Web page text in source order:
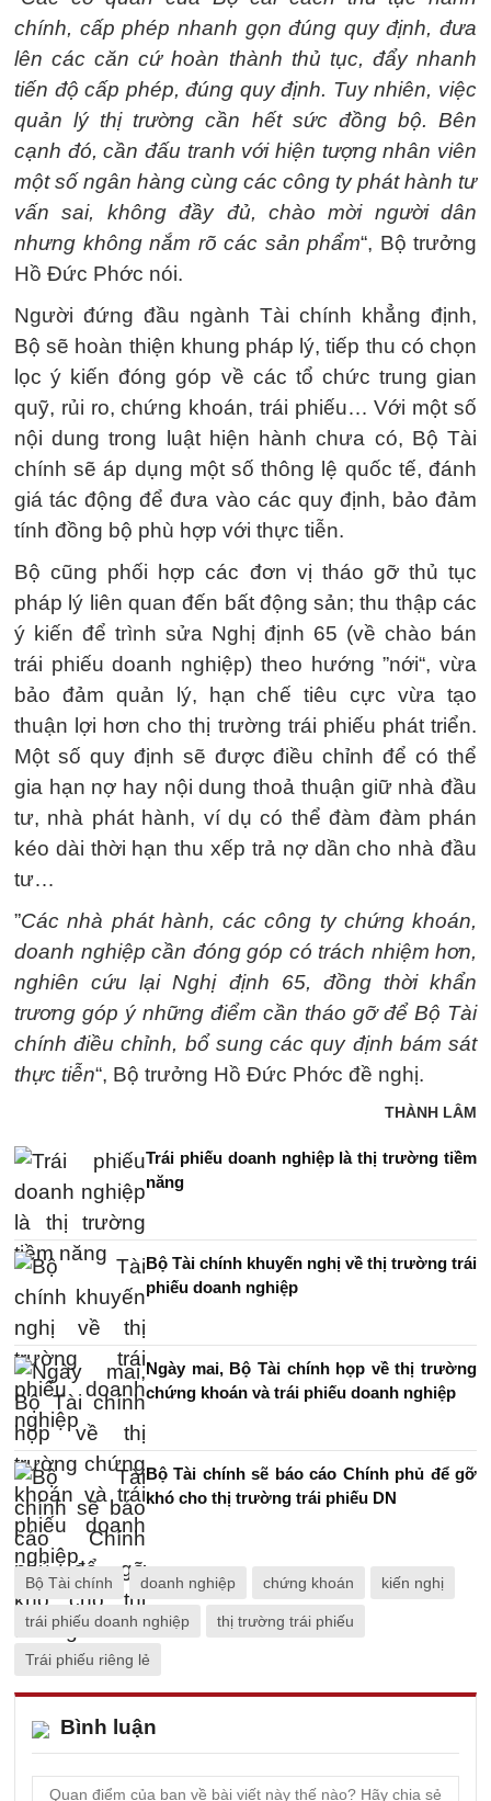
chính, cấp phép nhanh gọn đúng quy định, đưa
lên các căn cứ hoàn thành thủ tục, đẩy nhanh
tiến độ cấp phép, đúng quy định. Tuy nhiên, việc
quản lý thị trường cần hết sức đồng bộ. Bên
cạnh đó, cần đấu tranh với hiện tượng nhân viên
một số ngân hàng cùng các công ty phát hành tư
vấn sai, không đầy đủ, chào mời người dân
nhưng không nắm rõ các sản phẩm“, Bộ trưởng
Hồ Đức Phớc nói.
Người đứng đầu ngành Tài chính khẳng định,
Bộ sẽ hoàn thiện khung pháp lý, tiếp thu có chọn
lọc ý kiến đóng góp về các tổ chức trung gian
quỹ, rủi ro, chứng khoán, trái phiếu… Với một số
nội dung trong luật hiện hành chưa có, Bộ Tài
chính sẽ áp dụng một số thông lệ quốc tế, đánh
giá tác động để đưa vào các quy định, bảo đảm
tính đồng bộ phù hợp với thực tiễn.
Bộ cũng phối hợp các đơn vị tháo gỡ thủ tục
pháp lý liên quan đến bất động sản; thu thập các
ý kiến để trình sửa Nghị định 65 (về chào bán
trái phiếu doanh nghiệp) theo hướng ”nới“, vừa
bảo đảm quản lý, hạn chế tiêu cực vừa tạo
thuận lợi hơn cho thị trường trái phiếu phát triển.
Một số quy định sẽ được điều chỉnh để có thể
gia hạn nợ hay nội dung thoả thuận giữ nhà đầu
tư, nhà phát hành, ví dụ có thể đàm đàm phán
kéo dài thời hạn thu xếp trả nợ dần cho nhà đầu
tư…
”Các nhà phát hành, các công ty chứng khoán,
doanh nghiệp cần đóng góp có trách nhiệm hơn,
nghiên cứu lại Nghị định 65, đồng thời khẩn
trương góp ý những điểm cần tháo gỡ để Bộ Tài
chính điều chỉnh, bổ sung các quy định bám sát
thực tiễn“, Bộ trưởng Hồ Đức Phớc đề nghị.
THÀNH LÂM
Trái phiếu doanh nghiệp là thị trường tiềm
năng
Bộ Tài chính khuyến nghị về thị trường trái
phiếu doanh nghiệp
Ngày mai, Bộ Tài chính họp về thị trường
chứng khoán và trái phiếu doanh nghiệp
Bộ Tài chính sẽ báo cáo Chính phủ để gỡ
khó cho thị trường trái phiếu DN
Bộ Tài chính doanh nghiệp chứng khoán kiến nghị
trái phiếu doanh nghiệp thị trường trái phiếu
Trái phiếu riêng lẻ
Bình luận